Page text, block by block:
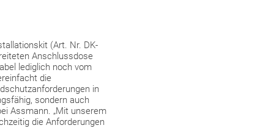
(Art. Nr. DK-
Anschlussdose
lediglich noch vom
die
in
sondern auch
Assmann. „Mit unserem
die Anforderungen